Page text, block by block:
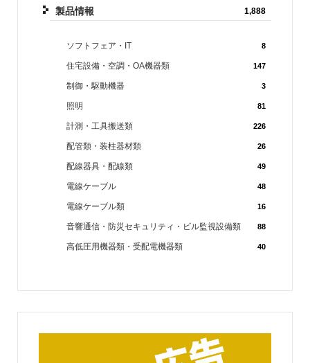
製品情報 1,888
ソフトフェア・IT 8
住宅設備・空調・OA機器類 147
制御・駆動機器 3
照明 81
計測・工具搬送類 226
配管類・装柱器材類 26
配線器具・配線類 49
電線ケーブル 48
電線ケーブル類 16
音響通信・防災セキュリティ・ビル監視設備類 88
高低圧用機器類・受配電機器類 40